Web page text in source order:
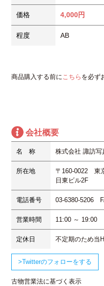
価格 4,000円
程度 AB
商品購入する前にこちら を必ず
会社概要
名 称 株式会社 諏訪写
所在地
〒160-0022 東
日東ビル2F
電話番号 03-6380-5206
営業時間 11:00 ～ 19:00
定休日 不定期のため当
Twitterのフォローをする
古物営業法に基づく表示